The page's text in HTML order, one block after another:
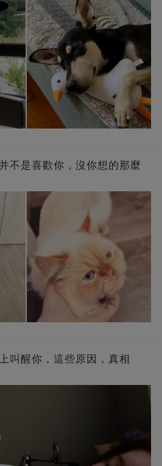
不是喜歡你，沒你想的那麼
叫醒你，這些原因，真相